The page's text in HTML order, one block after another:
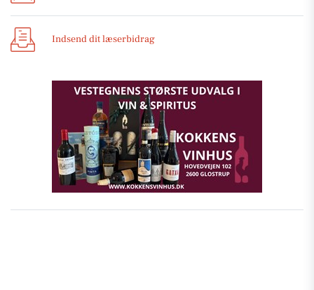
Indsend dit læserbidrag